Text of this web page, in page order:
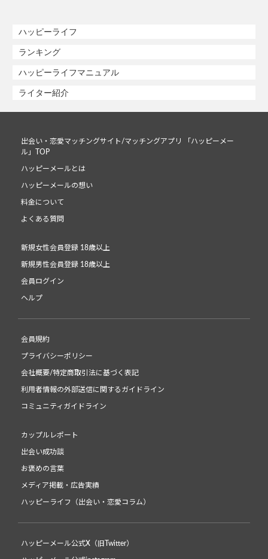
ハッピーライフ
ランキング
ハッピーライフマニュアル
ライター紹介
出会い・恋愛マッチングサイト/マッチングアプリ 「ハッピーメー
ル」TOP
ハッピーメールとは
ハッピーメールの想い
料金について
よくある質問
新規女性会員登録 18歳以上
新規男性会員登録 18歳以上
会員ログイン
ヘルプ
会員規約
プライバシーポリシー
会社概要/特定商取引法に基づく表記
利用者情報の外部送信に関するガイドライン
コミュニティガイドライン
カップルレポート
出会い成功談
お褒めの言葉
メディア掲載・広告実績
ハッピーライフ（出会い・恋愛コラム）
ハッピーメール公式X（旧Twitter）